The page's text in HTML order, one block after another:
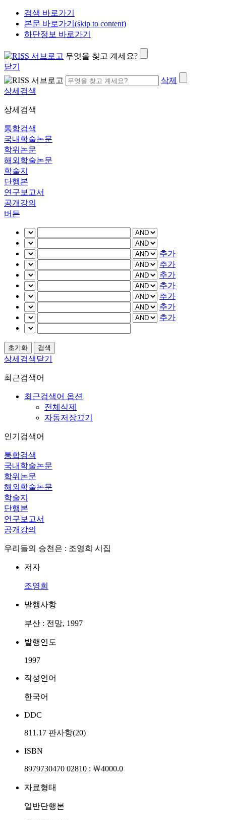
검색 바로가기
본문 바로가기(skip to content)
하단정보 바로가기
무엇을 찾고 계세요?
닫기
삭제
상세검색
상세검색
통합검색
국내학술논문
학위논문
해외학술논문
학술지
단행본
연구보고서
공개강의
버튼
추가
추가
추가
추가
추가
추가
추가
상세검색닫기
최근검색어
최근검색어 옵션
전체삭제
자동저장끄기
인기검색어
통합검색
국내학술논문
학위논문
해외학술논문
학술지
단행본
연구보고서
공개강의
우리들의 승천은 : 조영희 시집
저자
조영희
발행사항
부산 : 전망, 1997
발행연도
1997
작성언어
한국어
DDC
811.17 판사항(20)
ISBN
8979730470 02810 : ￦4000.0
자료형태
일반단행본